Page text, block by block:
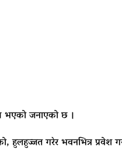
भएको जनाएको छ ।
हुलहुज्जत गरेर भवनभित्र प्रवेश